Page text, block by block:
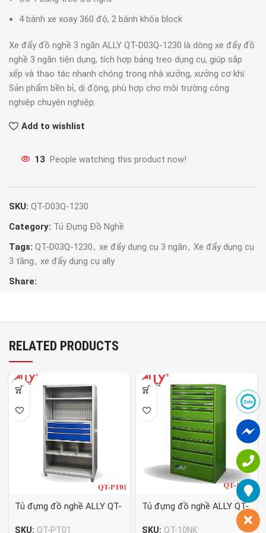
4 bánh xe xoay 360 độ, 2 bánh khóa block
Xe đẩy đồ nghề 3 ngăn ALLY QT-D03Q-1230 là dòng xe đẩy đồ
nghề 3 ngăn tiện dụng, tích hợp bảng treo dụng cụ, giúp sắp
xếp và thao tác nhanh chóng trong nhà xưởng, xưởng cơ khí.
Sản phẩm bền bỉ, di động, phù hợp cho môi trường công
nghiệp chuyên nghiệp.
Add to wishlist
13 People watching this product now!
SKU: QT-D03Q-1230
Category: Tủ Đựng Đồ Nghề
Tags: QT-D03Q-1230, xe đẩy dụng cụ 3 ngăn, Xe đẩy dụng cụ
3 tầng, xe đẩy dụng cụ ally
Share:
RELATED PRODUCTS
Tủ đựng đồ nghề ALLY QT-
SKU: QT-PT01
Tủ đựng đồ nghề ALLY QT-
SKU: QT-10NK